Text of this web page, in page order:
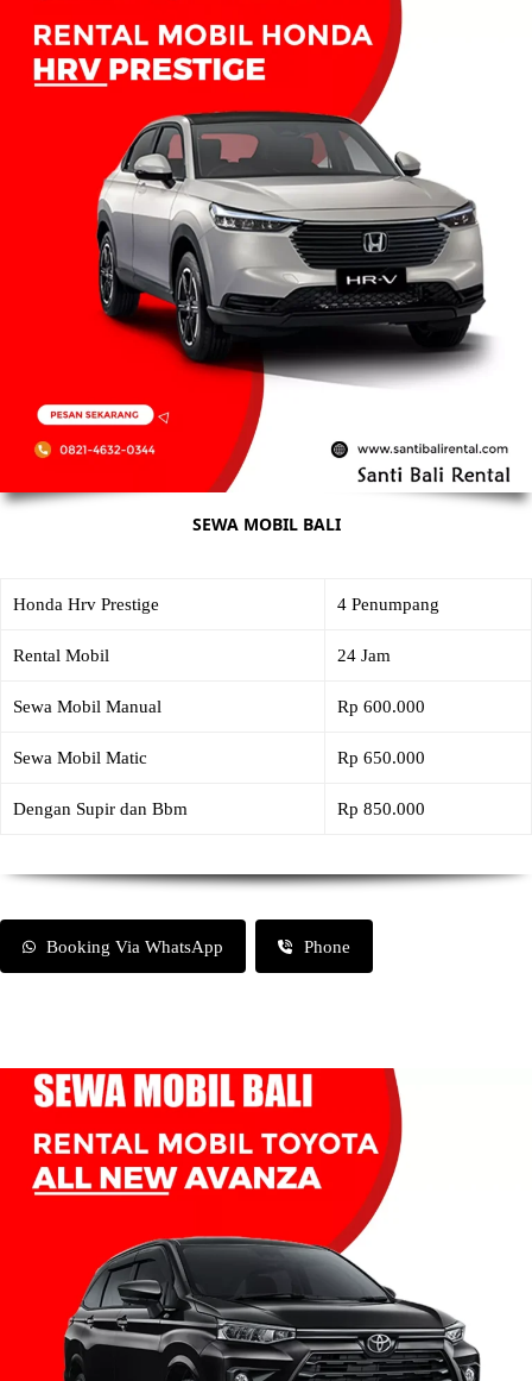
SEWA MOBIL BALI
Honda Hrv Prestige 4 Penumpang
Rental Mobil 24 Jam
Sewa Mobil Manual Rp 600.000
Sewa Mobil Matic Rp 650.000
Dengan Supir dan Bbm Rp 850.000
Booking Via WhatsApp Phone